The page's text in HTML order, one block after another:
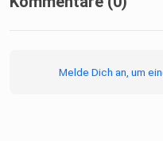
Melde Dich an, um